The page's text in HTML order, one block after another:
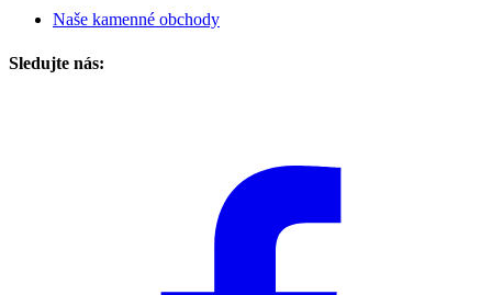
Naše kamenné obchody
Sledujte nás: